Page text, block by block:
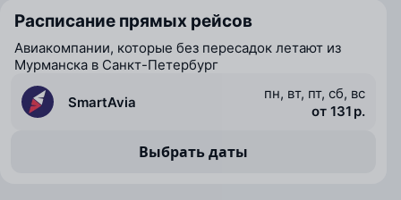
Расписание прямых рейсов
Авиакомпании, которые без пересадок летают из
Мурманска в Санкт-Петербург
SmartAvia
пн, вт, пт, сб, вс
от 131 р.
Выбрать даты